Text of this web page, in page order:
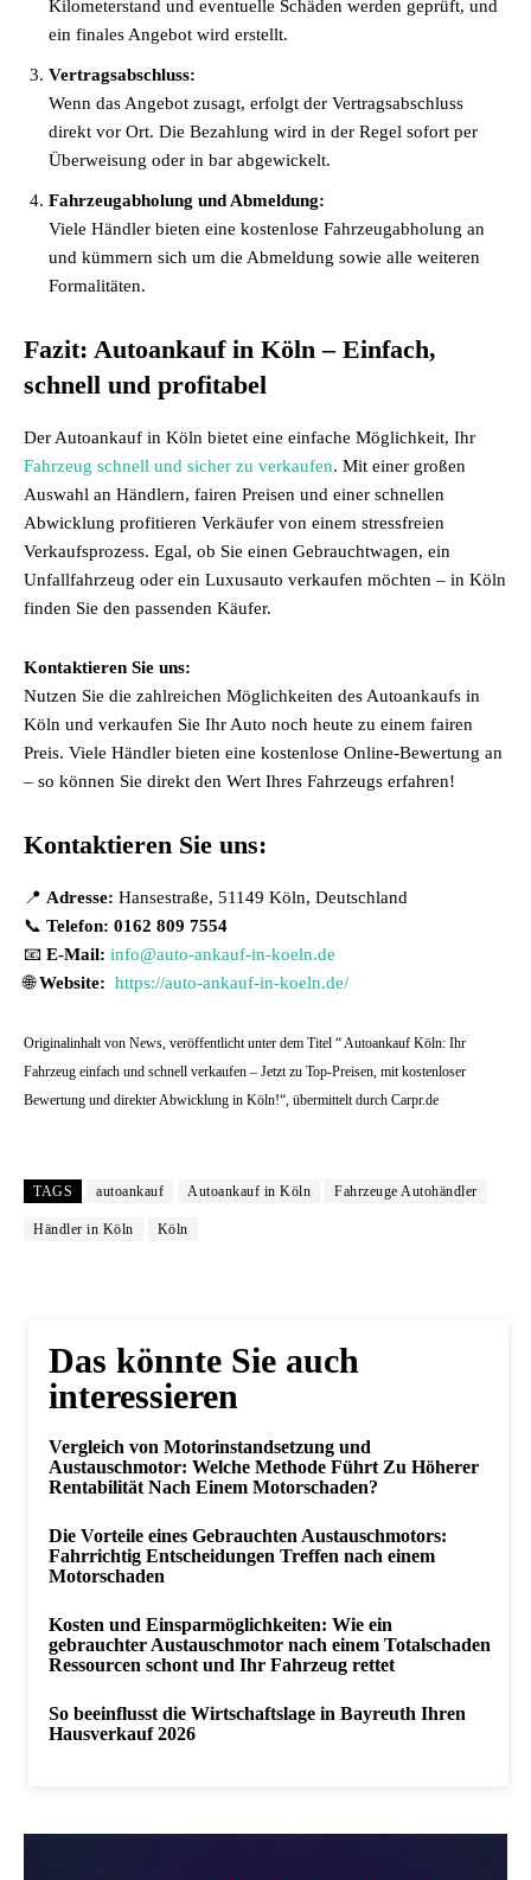
Kilometerstand und eventuelle Schäden werden geprüft, und
ein finales Angebot wird erstellt.
Vertragsabschluss:
Wenn das Angebot zusagt, erfolgt der Vertragsabschluss
direkt vor Ort. Die Bezahlung wird in der Regel sofort per
Überweisung oder in bar abgewickelt.
Fahrzeugabholung und Abmeldung:
Viele Händler bieten eine kostenlose Fahrzeugabholung an
und kümmern sich um die Abmeldung sowie alle weiteren
Formalitäten.
Fazit: Autoankauf in Köln – Einfach,
schnell und profitabel
Der Autoankauf in Köln bietet eine einfache Möglichkeit, Ihr
Fahrzeug schnell und sicher zu verkaufen. Mit einer großen
Auswahl an Händlern, fairen Preisen und einer schnellen
Abwicklung profitieren Verkäufer von einem stressfreien
Verkaufsprozess. Egal, ob Sie einen Gebrauchtwagen, ein
Unfallfahrzeug oder ein Luxusauto verkaufen möchten – in Köln
finden Sie den passenden Käufer.
Kontaktieren Sie uns:
Nutzen Sie die zahlreichen Möglichkeiten des Autoankaufs in
Köln und verkaufen Sie Ihr Auto noch heute zu einem fairen
Preis. Viele Händler bieten eine kostenlose Online-Bewertung an
– so können Sie direkt den Wert Ihres Fahrzeugs erfahren!
Kontaktieren Sie uns:
📍 Adresse: Hansestraße, 51149 Köln, Deutschland
📞 Telefon: 0162 809 7554
📧 E-Mail: info@auto-ankauf-in-koeln.de
🌐Website: https://auto-ankauf-in-koeln.de/
Originalinhalt von News, veröffentlicht unter dem Titel “ Autoankauf Köln: Ihr
Fahrzeug einfach und schnell verkaufen – Jetzt zu Top-Preisen, mit kostenloser
Bewertung und direkter Abwicklung in Köln!“, übermittelt durch Carpr.de
TAGS autoankauf Autoankauf in Köln Fahrzeuge Autohändler
Händler in Köln Köln
Das könnte Sie auch
interessieren
Vergleich von Motorinstandsetzung und
Austauschmotor: Welche Methode Führt Zu Höherer
Rentabilität Nach Einem Motorschaden?
Die Vorteile eines Gebrauchten Austauschmotors:
Fahrrichtig Entscheidungen Treffen nach einem
Motorschaden
Kosten und Einsparmöglichkeiten: Wie ein
gebrauchter Austauschmotor nach einem Totalschaden
Ressourcen schont und Ihr Fahrzeug rettet
So beeinflusst die Wirtschaftslage in Bayreuth Ihren
Hausverkauf 2026